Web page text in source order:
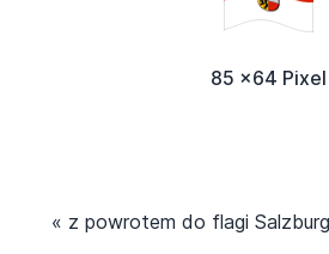
85 x64 Pixel
« z powrotem do flagi